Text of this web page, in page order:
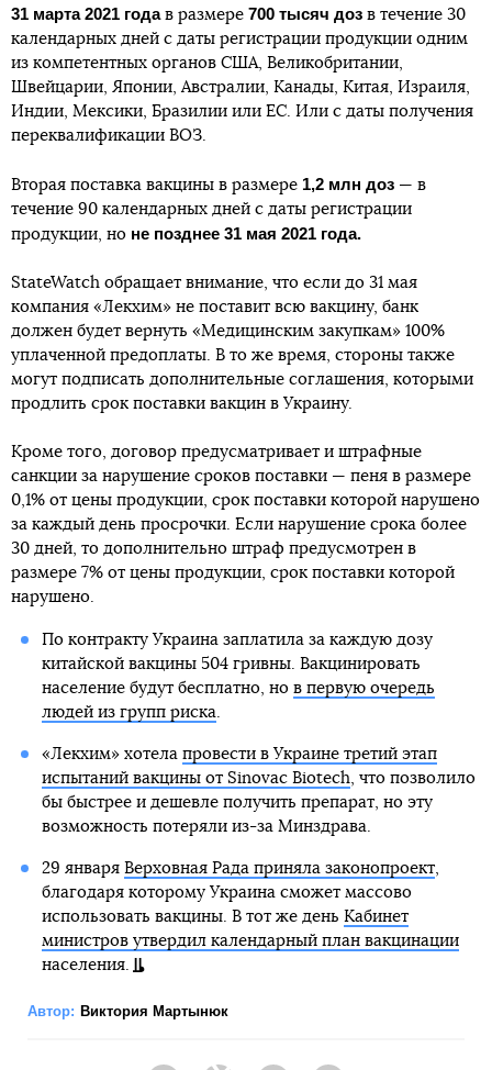
31 марта 2021 годав размере 700 тысяч доз в течение 30
календарных дней с даты регистрации продукции одним
из компетентных органов США, Великобритании,
Швейцарии, Японии, Австралии, Канады, Китая, Израиля,
Индии, Мексики, Бразилии или ЕС. Или с даты получения
переквалификации ВОЗ.
Вторая поставка вакцины в размере 1,2 млн доз — в
течение 90 календарных дней с даты регистрации
продукции, но не позднее 31 мая 2021 года.
StateWatch обращает внимание, что если до 31 мая
компания «Лекхим» не поставит всю вакцину, банк
должен будет вернуть «Медицинским закупкам» 100%
уплаченной предоплаты. В то же время, стороны также
могут подписать дополнительные соглашения, которыми
продлить срок поставки вакцин в Украину.
Кроме того, договор предусматривает и штрафные
санкции за нарушение сроков поставки — пеня в размере
0,1% от цены продукции, срок поставки которой нарушено
за каждый день просрочки. Если нарушение срока более
30 дней, то дополнительно штраф предусмотрен в
размере 7% от цены продукции, срок поставки которой
нарушено.
По контракту Украина заплатила за каждую дозу
китайской вакцины 504 гривны. Вакцинировать
население будут бесплатно, но в первую очередь
людей из групп риска.
«Лекхим» хотела провести в Украине третий этап
испытаний вакцины от Sinovac Biotech, что позволило
бы быстрее и дешевле получить препарат, но эту
возможность потеряли из-за Минздрава.
29 января Верховная Рада приняла законопроект,
благодаря которому Украина сможет массово
использовать вакцины. В тот же день Кабинет
министров утвердил календарный план вакцинации
населения.
Автор: Виктория Мартынюк